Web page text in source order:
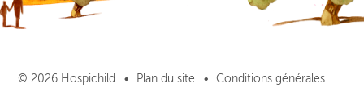
© 2026 Hospichild Plan du site
Conditions générales